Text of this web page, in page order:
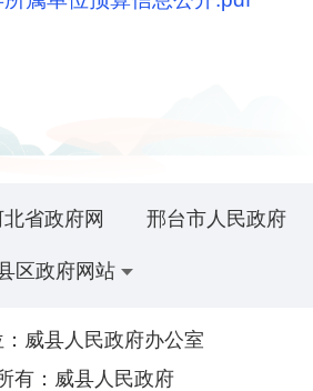
省政府网 邢台市人民政府
区政府网站
威县人民政府办公室
有：威县人民政府